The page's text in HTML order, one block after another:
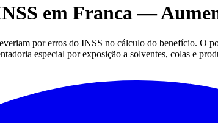
em Franca —
por erros do INSS no cálculo do benefício.
especial por exposição a solventes, colas e